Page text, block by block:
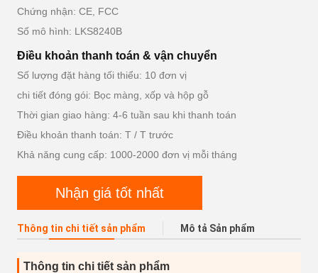
Chứng nhận: CE, FCC
Số mô hình: LKS8240B
Điều khoản thanh toán & vận chuyển
Số lượng đặt hàng tối thiểu: 10 đơn vị
chi tiết đóng gói: Bọc màng, xốp và hộp gỗ
Thời gian giao hàng: 4-6 tuần sau khi thanh toán
Điều khoản thanh toán: T / T trước
Khả năng cung cấp: 1000-2000 đơn vị mỗi tháng
Nhận giá tốt nhất
Thông tin chi tiết sản phẩm Mô tả Sản phẩm
Thông tin chi tiết sản phẩm